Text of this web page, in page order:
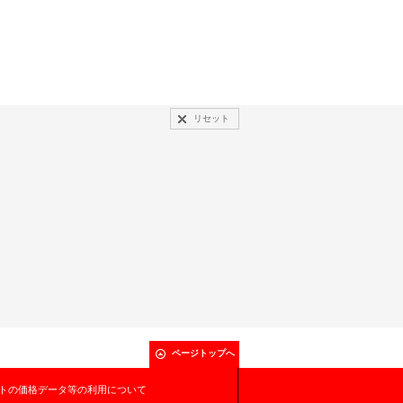
リセット
ページトップへ
の価格データ等の利用について